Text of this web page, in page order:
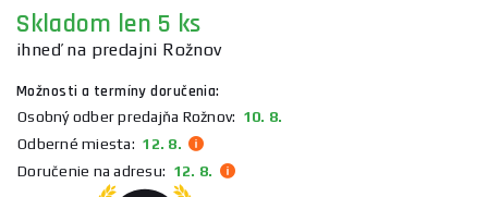
Skladom len 5 ks
ihneď na predajni Rožnov
Možnosti a termíny doručenia:
Osobný odber predajňa Rožnov: 10. 8.
Odberné miesta: 12. 8.
Doručenie na adresu: 12. 8.